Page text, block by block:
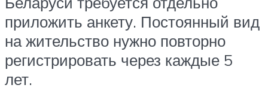
приложить анкету. Постоянный вид
на жительство нужно повторно
регистрировать через каждые 5
лет.